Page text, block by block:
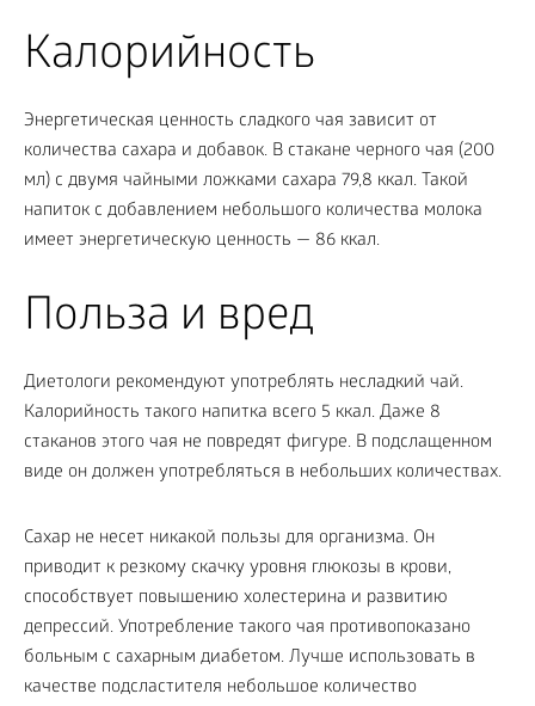
Калорийность
Энергетическая ценность сладкого чая зависит от
количества сахара и добавок. В стакане черного чая (200
мл) с двумя чайными ложками сахара 79,8 ккал. Такой
напиток с добавлением небольшого количества молока
имеет энергетическую ценность — 86 ккал.
Польза и вред
Диетологи рекомендуют употреблять несладкий чай.
Калорийность такого напитка всего 5 ккал. Даже 8
стаканов этого чая не повредят фигуре. В подслащенном
виде он должен употребляться в небольших количествах.
Сахар не несет никакой пользы для организма. Он
приводит к резкому скачку уровня глюкозы в крови,
способствует повышению холестерина и развитию
депрессий. Употребление такого чая противопоказано
больным с сахарным диабетом. Лучше использовать в
качестве подсластителя небольшое количество